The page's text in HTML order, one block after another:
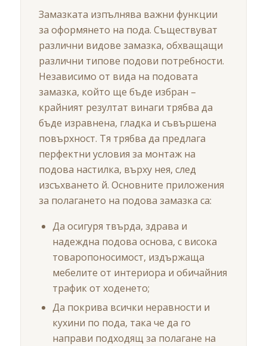
Замазката изпълнява важни функции
за оформянето на пода. Съществуват
различни видове замазка, обхващащи
различни типове подови потребности.
Независимо от вида на подовата
замазка, който ще бъде избран –
крайният резултат винаги трябва да
бъде изравнена, гладка и съвършена
повърхност. Тя трябва да предлага
перфектни условия за монтаж на
подова настилка, върху нея, след
изсъхването й. Основните приложения
за полагането на подова замазка са:
Да осигуря твърда, здрава и
надеждна подова основа, с висока
товаропоносимост, издържаща
мебелите от интериора и обичайния
трафик от ходенето;
Да покрива всички неравности и
кухини по пода, така че да го
направи подходящ за полагане на